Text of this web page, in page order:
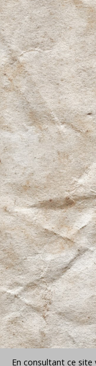
En consultant ce